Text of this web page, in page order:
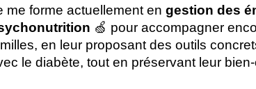
me forme actuellement en gestion des
🍏 pour accompagner
en leur proposant des outils
le diabète, tout en préservant leur